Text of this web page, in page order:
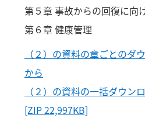
第５章 事故からの回復に向
第６章 健康管理
（２）の資料の章ごとのダ
から
（２）の資料の一括ダウン
[ZIP 22,997KB]